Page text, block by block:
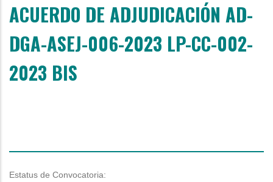
ACUERDO DE ADJUDICACIÓN AD-
DGA-ASEJ-006-2023 LP-CC-002-
2023 BIS
Body
Estatus de Convocatoria: